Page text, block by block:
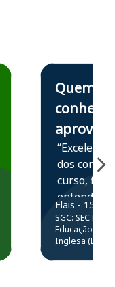
Concursos emEstudante Elais
Quem
conhece,
aprova
“Excelente
dos
curso,
entender e
prática
resolução
questões.”
Elais - 15/07/
SGC: SEC BA
Educação
Inglesa (Edital